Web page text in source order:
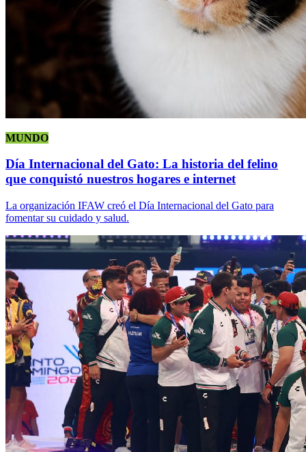
MUNDO
Día Internacional del Gato: La historia del felino
que conquistó nuestros hogares e internet
La organización IFAW creó el Día Internacional del Gato para
fomentar su cuidado y salud.